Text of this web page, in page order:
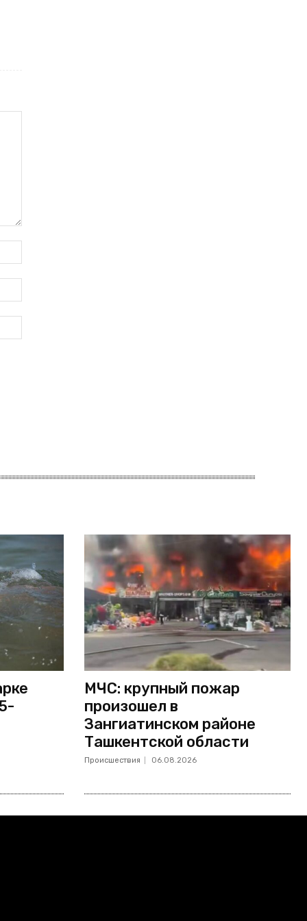
почта:*
Сайт:
МЧС: крупный пожар
произошел в
Зангиатинском районе
Ташкентской области
Происшествия 06.08.2026